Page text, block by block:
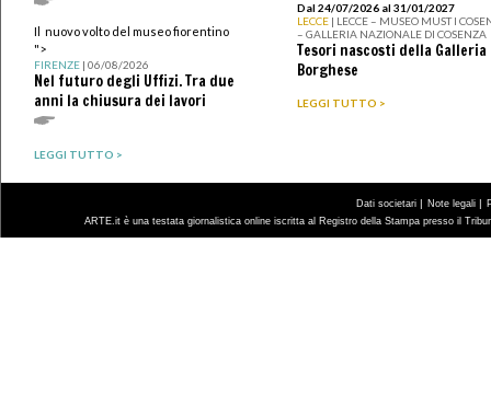
Il nuovo volto del museo fiorentino
">
FIRENZE | 06/08/2026
Nel futuro degli Uffizi. Tra due
anni la chiusura dei lavori
LEGGI TUTTO >
Dal 24/07/2026 al 31/01/2027
LECCE | LECCE – MUSEO MUST I
– GALLERIA NAZIONALE DI COSENZA
Tesori nascosti della Galleria
Borghese
LEGGI TUTTO >
Dati societari | Note legali |
ARTE.it è una testata giornalistica online iscritta al Registro della Stampa presso il